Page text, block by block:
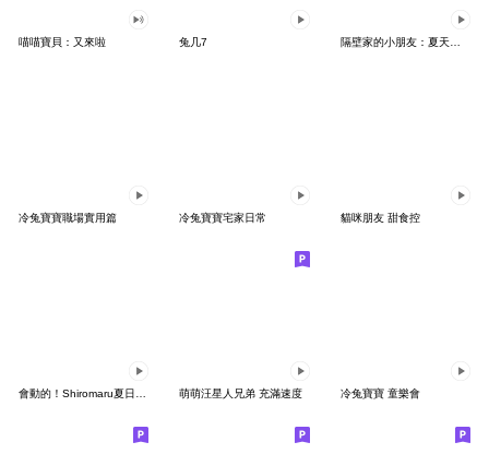
喵喵寶貝：又來啦 兔几7 隔壁家的小朋友：夏天的日常（幼幼版）
冷兔寶寶職場實用篇 冷兔寶寶宅家日常 貓咪朋友 甜食控
會動的！Shiromaru夏日悠閒時光 萌萌汪星人兄弟 充滿速度 冷兔寶寶 童樂會